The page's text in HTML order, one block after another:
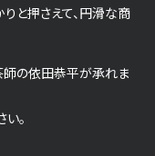
と押さえて、円滑な商
師の依田恭平が承れま
。